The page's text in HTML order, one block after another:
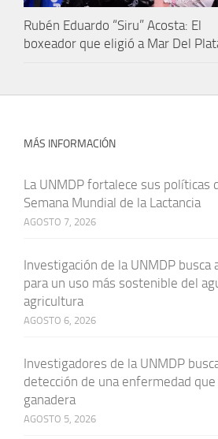
Rubén Eduardo “Siru” Acosta: El
boxeador que eligió a Mar Del
MÁS INFORMACIÓN
La UNMDP fortalece sus políticas
Semana Mundial de la Lactancia
AGOSTO 7, 2026
Investigación de la UNMDP
para un uso más sostenible del
agricultura
AGOSTO 6, 2026
Investigadores de la UNMDP
detección de una enfermedad
ganadera
AGOSTO 5, 2026